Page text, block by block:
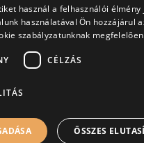
Sándor u. 55.
6218
Feltételek
használ a felhasználói élmény
használatával Ön hozzájárul
szabályzatunknak
CÉLZÁS
ÖSSZES